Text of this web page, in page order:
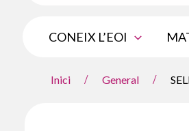
CONEIX L’EOI
Inici General